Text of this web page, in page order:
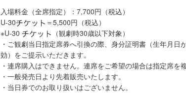
入場料金（全席指定）：7,700円（税込）
U-30
＝5,500円（税込）
※U-30
（観劇時30歳以下対象）
・ご観劇当日指定席券へ引換の際、身分証明書（生年月
効）をご提示いただきます。
・連席購入はできません。連席をご希望の場合は指定席を
・一般発売日より先着販売いたします。
・当日券でのお取り扱いはございません。